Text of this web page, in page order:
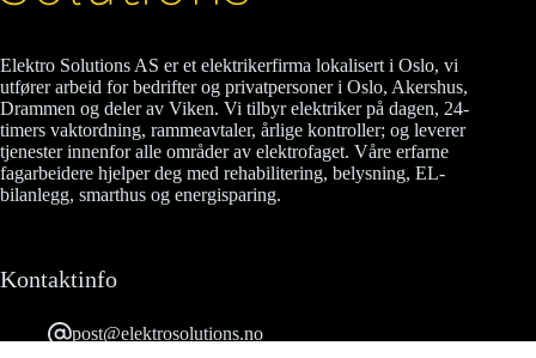
Elektro Solutions AS er et elektrikerfirma lokalisert i Oslo, vi
utfører arbeid for bedrifter og privatpersoner i Oslo, Akershus,
Drammen og deler av Viken. Vi tilbyr elektriker på dagen, 24-
timers vaktordning, rammeavtaler, årlige kontroller; og leverer
tjenester innenfor alle områder av elektrofaget. Våre erfarne
fagarbeidere hjelper deg med rehabilitering, belysning, EL-
bilanlegg, smarthus og energisparing.
Kontaktinfo
post@elektrosolutions.no